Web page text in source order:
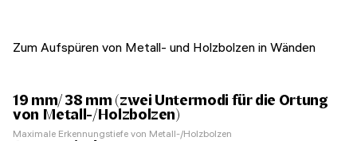
Zum Aufspüren von Metall- und Holzbolzen in Wänden
19 mm/ 38 mm (zwei Untermodi für die Ortung
von Metall-/Holzbolzen)
Maximale Erkennungstiefe von Metall-/Holzbolzen